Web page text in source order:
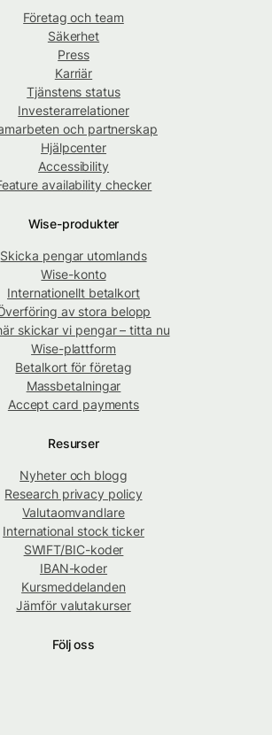
Företag och team
Säkerhet
Press
Karriär
Tjänstens status
Investerarrelationer
och partnerskap
Hjälpcenter
Accessibility
availability checker
Wise-produkter
Skicka pengar utomlands
Wise-konto
Internationellt betalkort
av stora belopp
skickar vi pengar – titta nu
Wise-plattform
Betalkort för företag
Massbetalningar
Accept card payments
Resurser
Nyheter och blogg
Research privacy policy
Valutaomvandlare
International stock ticker
SWIFT/BIC-koder
IBAN-koder
Kursmeddelanden
Jämför valutakurser
Följ oss